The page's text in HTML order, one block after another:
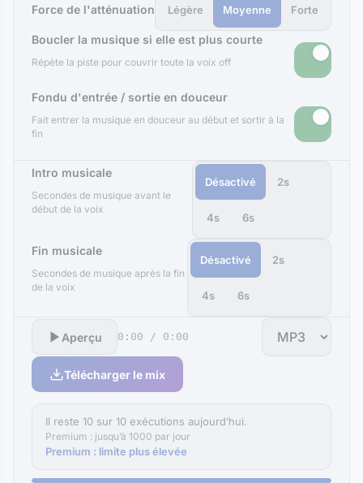
Force de l'atténuation Légère Moyenne Forte
Boucler la musique si elle est plus courte
Répète la piste pour couvrir toute la voix off
Fondu d'entrée / sortie en douceur
Fait entrer la musique en douceur au début et sortir à la
fin
Intro musicale
Secondes de musique avant le
début de la voix
Désactivé 2s
4s 6s
Fin musicale
Secondes de musique après la fin
de la voix
Désactivé 2s
4s 6s
Aperçu 0:00 / 0:00
Télécharger le mix
Il reste 10 sur 10 exécutions aujourd’hui.
Premium : jusqu’à 1000 par jour
Premium : limite plus élevée